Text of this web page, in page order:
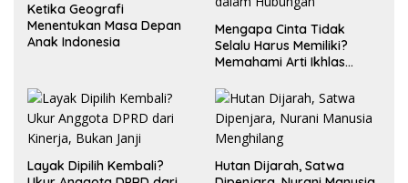
Ketika Geografi
Menentukan Masa Depan
Anak Indonesia
Mengapa Cinta Tidak
Selalu Harus Memiliki?
Memahami Arti Ikhlas
Layak Dipilih Kembali?
Hutan Dijarah, Satwa